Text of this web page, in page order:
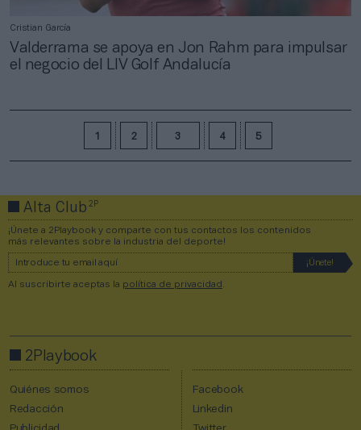
Cristian García
Valderrama se apoya en Jon Rahm para impulsar
el negocio del LIV Golf Andalucía
1 2 3 4 5
Alta Club2P
¡Únete a 2Playbook y comparte con tus contactos los contenidos
más relevantes sobre la industria del deporte!
Al suscribirte aceptas la política de privacidad
2Playbook
Quiénes somos
Redacción
Facebook
Linkedin